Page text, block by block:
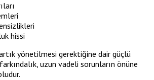
hissi
yönetilmesi gerektiğine dair güçlü
uzun vadeli sorunların önüne